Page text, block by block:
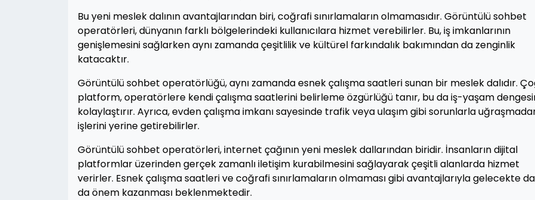
Bu yeni meslek dalının avantajlarından biri, coğrafi sınırlamaların olmamasıdır. Görüntülü sohbet
operatörleri, dünyanın farklı bölgelerindeki kullanıcılara hizmet verebilirler. Bu, iş imkanlarının
genişlemesini sağlarken aynı zamanda çeşitlilik ve kültürel farkındalık bakımından da zenginlik
katacaktır.
Görüntülü sohbet operatörlüğü, aynı zamanda esnek çalışma saatleri sunan bir meslek dalıdır.
platform, operatörlere kendi çalışma saatlerini belirleme özgürlüğü tanır, bu da iş-yaşam
kolaylaştırır. Ayrıca, evden çalışma imkanı sayesinde trafik veya ulaşım gibi sorunlarla
işlerini yerine getirebilirler.
Görüntülü sohbet operatörleri, internet çağının yeni meslek dallarından biridir. İnsanların dijital
platformlar üzerinden gerçek zamanlı iletişim kurabilmesini sağlayarak çeşitli alanlarda hizmet
verirler. Esnek çalışma saatleri ve coğrafi sınırlamaların olmaması gibi avantajlarıyla gelecekte
da önem kazanması beklenmektedir.